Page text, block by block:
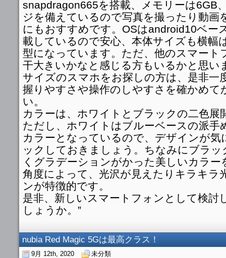
snapdragon665を搭載、メモリーは6GB
ジを備えているので写真を撮ったり動画
にもおすすめです。OSはandroid10ベー
載しているので安心、本体サイズも横幅
型になっています。ただ、他のスマート
干大きいかなと感じる方もいるかと思い
サイズのスマホをお探しの方は、是非一
握りやすさや操作のしやすさを確かめて
い。
カラーは、ホワイトとブラックの二色展
ただし、ホワイトはブルーベースの派手
カラーとなっているので、デザインが気
ックしておきましょう。ちなみにブラ
くグラデーションがかった美しいカラ
角度によって、光沢が見えたりキラキラ
ンが特徴的です。
是非、新しいスマートフォンとして検討
しょうか。”
nubia Red Magic 5Gは最高クラス！
9月 12th, 2020 未分類